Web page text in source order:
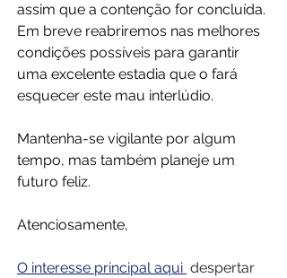
assim que a contenção for concluída.
Em breve reabriremos nas melhores
condições possíveis para garantir
uma excelente estadia que o fará
esquecer este mau interlúdio.
Mantenha-se vigilante por algum
tempo, mas também planeje um
futuro feliz.
Atenciosamente,
O interesse principal aqui despertar